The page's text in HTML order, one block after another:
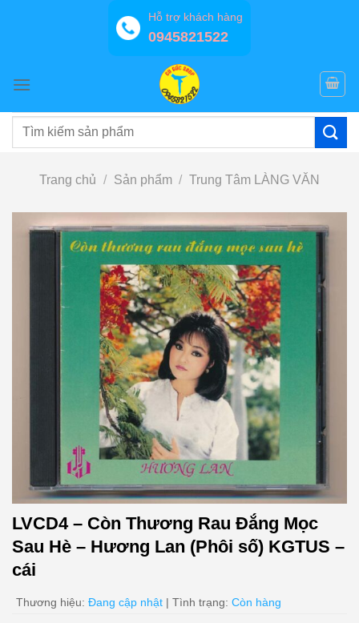
Hỗ trợ khách hàng
0945821522
Tìm
Trang chủ / Sản phẩm / Trung Tâm LÀNG VĂN
LVCD4 – Còn Thương Rau Đắng Mọc
Sau Hè – Hương Lan (Phôi số) KGTUS –
cái
Thương hiệu: Đang cập nhật | Tình trạng: Còn hàng